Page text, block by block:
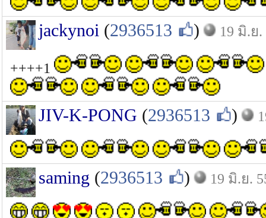
jackynoi (2936513 ) 19 มิ.ย.
++++1
JIV-K-PONG (2936513 )
saming (2936513 ) 19 มิ.ย.